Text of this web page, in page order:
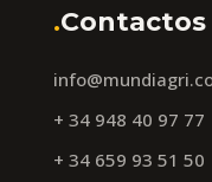
.Contactos
+ 34 948 40 97 77
+ 34 659 93 51 50